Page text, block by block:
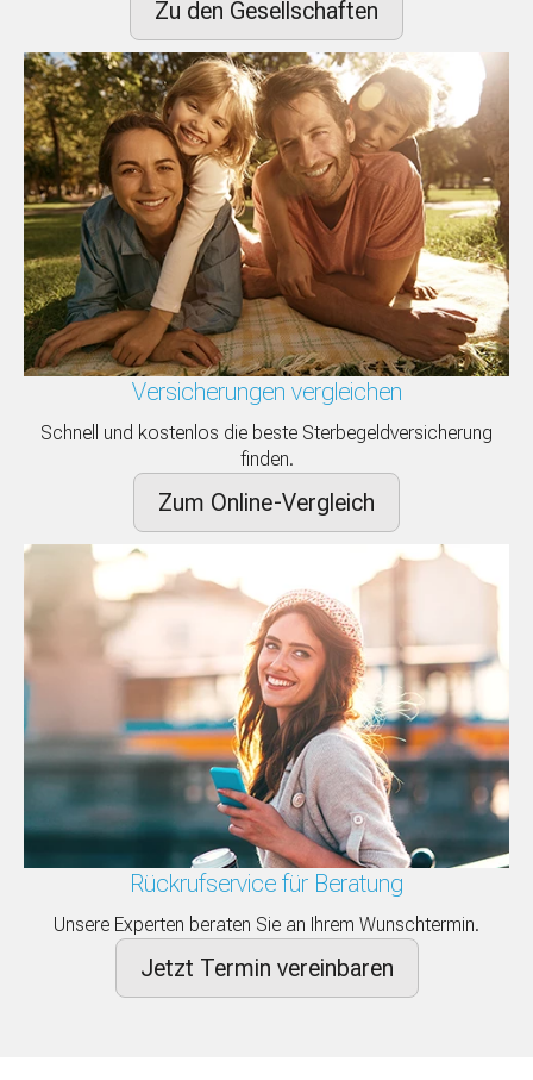
Zu den Gesellschaften
Versicherungen vergleichen
Schnell und kostenlos die beste Sterbegeldversicherung
finden.
Zum Online-Vergleich
Rückrufservice für Beratung
Unsere Experten beraten Sie an Ihrem Wunschtermin.
Jetzt Termin vereinbaren